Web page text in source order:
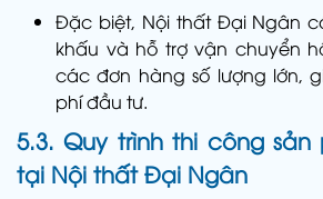
Đặc biệt, Nội thất Đại Ngân
khấu và hỗ trợ vận chuyển
các đơn hàng số lượng lớn,
phí đầu tư.
5.3. Quy trình thi công
tại Nội thất Đại Ngân